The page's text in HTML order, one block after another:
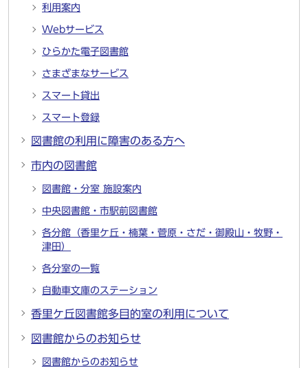
利用案内
Webサービス
ひらかた電子図書館
さまざまなサービス
スマート貸出
スマート登録
図書館の利用に障害のある方へ
市内の図書館
図書館・分室 施設案内
中央図書館・市駅前図書館
各分館（香里ケ丘・楠葉・菅原・さだ・御殿山・牧野・
津田）
各分室の一覧
自動車文庫のステーション
香里ケ丘図書館多目的室の利用について
図書館からのお知らせ
図書館からのお知らせ